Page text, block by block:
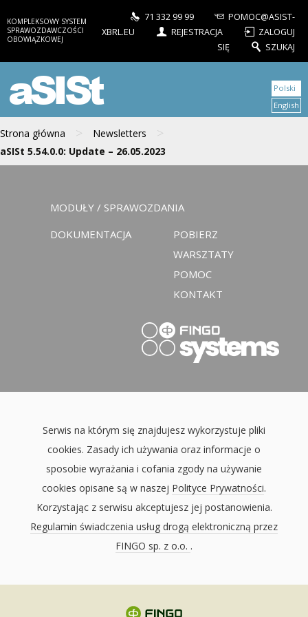
KOMPLEKSOWY SYSTEM
SPRAWOZDAWCZOŚCI
OBOWIĄZKOWEJ
71 332 99 99
POMOC@ASIST-
XBRL.EU
REJESTRACJA
ZALOGUJ
SIĘ
SZUKAJ
aSISt
Strona główna > Newsletters >
aSISt 5.54.0.0: Update – 26.05.2023
Polski
English
MODUŁY / SPRAWOZDANIA
DOKUMENTACJA
POBIERZ
WARSZTATY
POMOC
KONTAKT
Serwis na którym się znajdujesz wykorzystuje pliki
cookies. Zasady ich używania oraz informacje o
sposobie wyrażania i cofania zgody na używanie
cookies opisane są w naszej Polityce Prywatności.
Korzystając z serwisu akceptujesz jej postanowienia.
Regulamin świadczenia usług drogą elektroniczną przez
FINGO sp. z o.o. .